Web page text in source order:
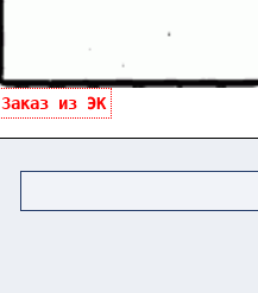
Заказ из ЭК